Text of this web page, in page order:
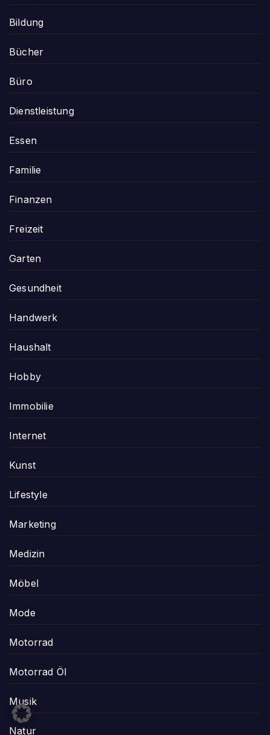
Bildung
Bücher
Büro
Dienstleistung
Essen
Familie
Finanzen
Freizeit
Garten
Gesundheit
Handwerk
Haushalt
Hobby
Immobilie
Internet
Kunst
Lifestyle
Marketing
Medizin
Möbel
Mode
Motorrad
Motorrad Öl
Musik
Natur